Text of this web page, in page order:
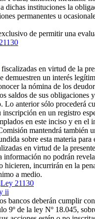
dichas instituciones la
permanentes u
de permitir una
fiscalizadas en virtud de la
demuestren un interés
la nómina de los
saldos de sus obligaciones
Lo anterior sólo procederá
inscripción en un registro
en este inciso y en el
mantendrá también
sobre esta materia para
en virtud de la
información no podrán
hicieren, incurrirán en la
a medio.
Ley 21130
ii
os bancos deberán cumplir
9º de la ley Nº 18.045,